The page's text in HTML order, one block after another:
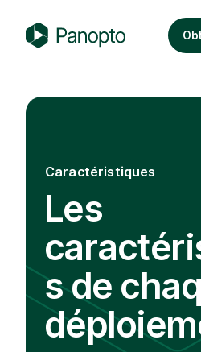
n
o
Caractéristiques
Les
s de